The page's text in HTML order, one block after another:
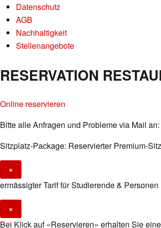
Datenschutz
AGB
Nachhaltigkeit
Stellenangebote
RESERVATION
Online reservieren
Bitte alle Anfragen und Probleme via Mail an:
Sitzplatz-Package: Reservierter Premium-
×
ermässigter Tarif für Studierende &
×
Bei Klick auf «Reservieren» erhalten Sie